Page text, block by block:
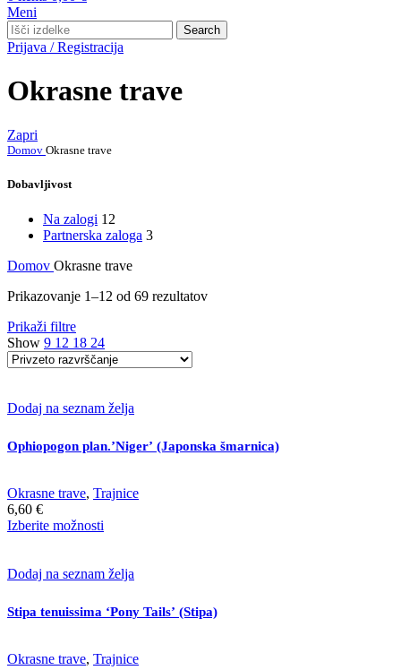
Meni
Search
Prijava / Registracija
Okrasne trave
Zapri
Domov Okrasne trave
Dobavljivost
Na zalogi 12
Partnerska zaloga 3
Domov Okrasne trave
Prikazovanje 1–12 od 69 rezultatov
Prikaži filtre
Show 9 12 18 24
Dodaj na seznam želja
Ophiopogon plan.’Niger’ (Japonska šmarnica)
Okrasne trave, Trajnice
6,60 €
Izberite možnosti
več
Možnosti
lahko
na
Dodaj na seznam želja
Stipa tenuissima ‘Pony Tails’ (Stipa)
Okrasne trave, Trajnice